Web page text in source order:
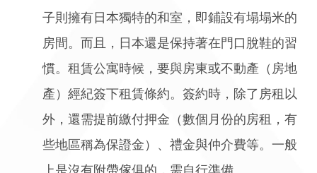
子則擁有日本獨特的和室，即鋪設有塌塌米的
房間。而且，日本還是保持著在門口脫鞋的習
慣。租賃公寓時候，要與房東或不動產（房地
產）經紀簽下租賃條約。簽約時，除了房租以
外，還需提前繳付押金（數個月份的房租，有
些地區稱為保證金）、禮金與仲介費等。一般
上是沒有附帶傢俱的，需自行準備。